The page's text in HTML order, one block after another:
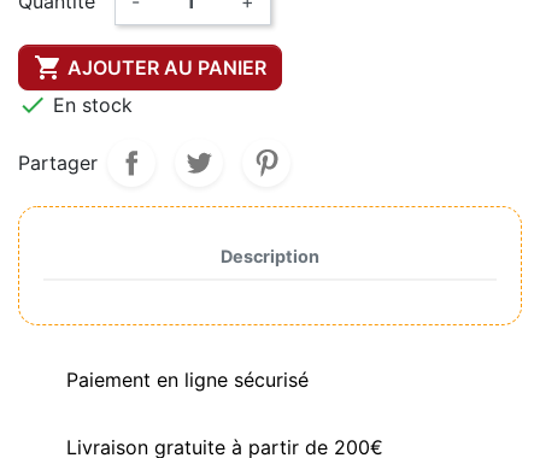
 AJOUTER AU PANIER
 En stock
Partager
Description
Paiement en ligne sécurisé
Livraison gratuite à partir de 200€